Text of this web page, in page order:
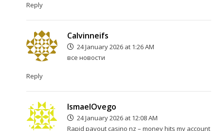
Reply
Calvinneifs
24 January 2026 at 1:26 AM
все новости
Reply
IsmaelOvego
24 January 2026 at 12:08 AM
Rapid payout casino nz – money hits my account